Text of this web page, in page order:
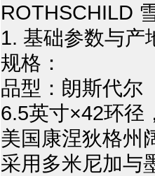
ROTHSCHILD
1. ‌基础参数与产
‌规格‌：
品型：‌朗斯代尔
‌6.5英寸×42环径‌
美国康涅狄格州
采用多米尼加与